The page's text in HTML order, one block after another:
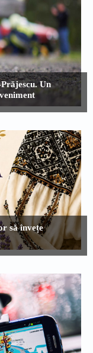
Un
să învețe